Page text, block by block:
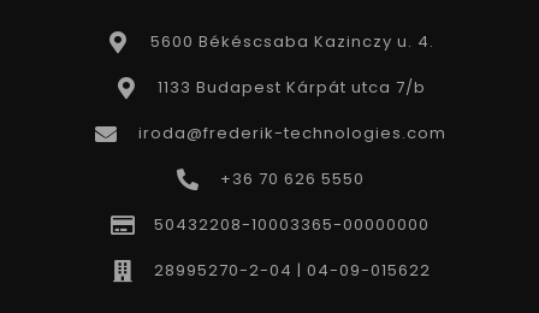
5600 Békéscsaba Kazinczy u. 4.
1133 Budapest Kárpát utca 7/b
iroda@frederik-technologies.com
+36 70 626 5550
50432208-10003365-00000000
28995270-2-04 | 04-09-015622